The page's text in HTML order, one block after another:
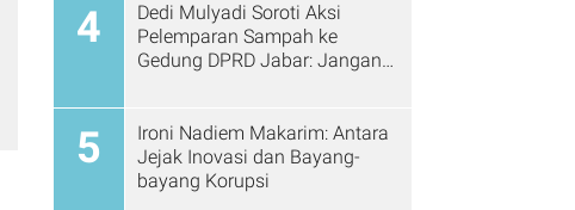
4
Dedi Mulyadi Soroti Aksi
Pelemparan Sampah ke
Gedung DPRD Jabar: Jangan
5
Ironi Nadiem Makarim: Antara
Jejak Inovasi dan Bayang-
bayang Korupsi